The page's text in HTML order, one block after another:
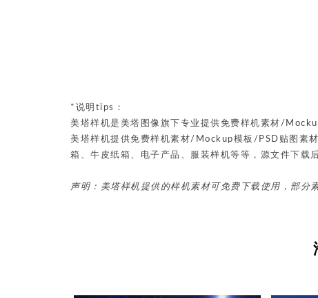
*说明tips：
美塔样机是美塔图像旗下专业提供免费样机素材/
美塔样机提供免费样机素材/Mockup模板/PSD贴图素
箱、牛皮纸箱、电子产品、服装样机等等，源文件下载
声明：美塔样机提供的样机素材可免费下载使用，部分